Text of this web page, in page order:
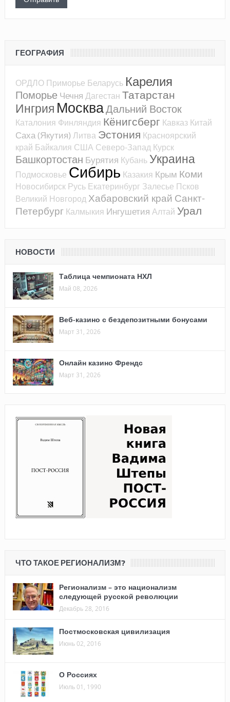
ГЕОГРАФИЯ
ОРДЛО Приморье Беларусь Карелия
Поморье Чечня Дагестан Татарстан
Ингрия МоскваДальний Восток
Каталония Финляндия Кёнигсберг Кавказ Китай
Саха (Якутия) Литва Эстония Красноярский
край Байкалия США Северо-Запад Курск
Башкортостан Бурятия Кубань Украина
Подмосковье Сибирь Казакия Крым Коми
Новосибирск Русь Екатеринбург Залесье Псков
Великий Новгород Хабаровский край Санкт-
Петербург Калмыкия Ингушетия Алтай Урал
НОВОСТИ
Таблица чемпионата НХЛ
Май 08, 2026
Веб-казино с бездепозитными бонусами
Март 31, 2026
Онлайн казино Френдс
Март 31, 2026
ЧТО ТАКОЕ РЕГИОНАЛИЗМ?
Регионализм – это национализм
следующей русской революции
Декабрь 28, 2016
Постмосковская цивилизация
Июнь 02, 2016
О Россиях
Июль 01, 1990